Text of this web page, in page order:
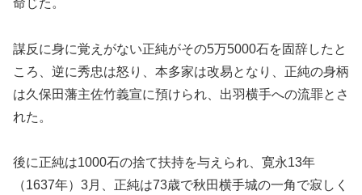
謀反に身に覚えがない正純がその5万5000石を固辞したと
ころ、逆に秀忠は怒り、本多家は改易となり、正純の身柄
は久保田藩主佐竹義宣に預けられ、出羽横手への流罪とさ
れた。
後に正純は1000石の捨て扶持を与えられ、寛永13年
（1637年）3月、正純は73歳で秋田横手城の一角で寂しく